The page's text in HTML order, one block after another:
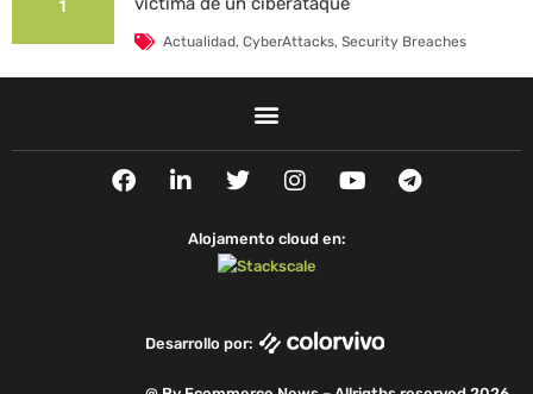
1
Actualidad, CyberAttacks, Security Breaches
F
a
L
i
k
T
w
t
t
e
I
n
t
a
g
m
Y
o
T
e
Alojamento cloud en:
Desarrollo por: